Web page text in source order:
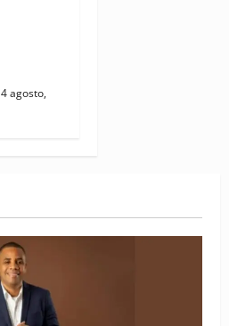
4 agosto,